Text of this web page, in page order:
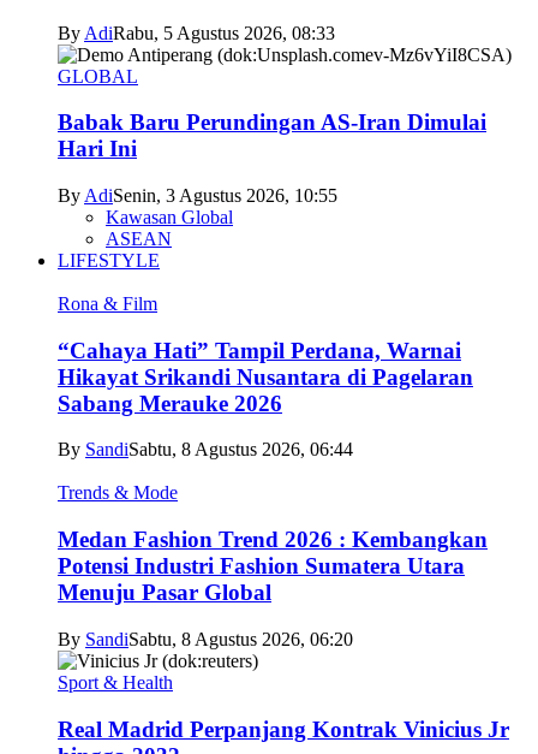
By AdiRabu, 5 Agustus 2026, 08:33
GLOBAL
Babak Baru Perundingan AS-Iran Dimulai
Hari Ini
By AdiSenin, 3 Agustus 2026, 10:55
Kawasan Global
ASEAN
LIFESTYLE
Rona & Film
“Cahaya Hati” Tampil Perdana, Warnai
Hikayat Srikandi Nusantara di Pagelaran
Sabang Merauke 2026
By SandiSabtu, 8 Agustus 2026, 06:44
Trends & Mode
Medan Fashion Trend 2026 : Kembangkan
Potensi Industri Fashion Sumatera Utara
Menuju Pasar Global
By SandiSabtu, 8 Agustus 2026, 06:20
Sport & Health
Real Madrid Perpanjang Kontrak Vinicius Jr